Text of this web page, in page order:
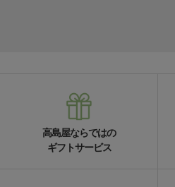
高島屋ならではの
ギフトサービス